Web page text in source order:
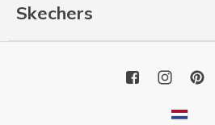
Skechers